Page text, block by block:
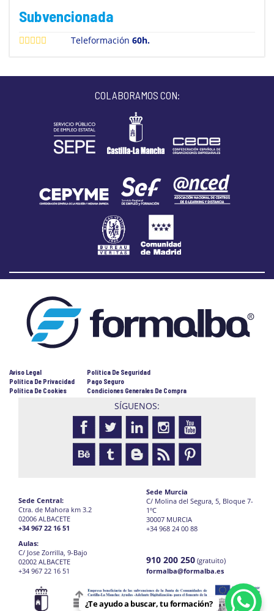
Subvencionada
Teleformación60h.
COLABORAMOS CON:
Aviso Legal
Política De Privacidad
Política De Cookies
Política De Seguridad
Pago Seguro
Condiciones Generales De Compra
SÍGUENOS:
Sede Central:
Ctra. de Mahora km 3.2
02006 ALBACETE
+34 967 22 16 51
Aulas:
C/ Jose Zorrilla, 9-Bajo
02002 ALBACETE
+34 967 22 16 51
Sede Murcia
C/ Molina del Segura, 5, Bloque 7-
1ºC
30007 MURCIA
+34 968 24 00 88
910 200 250 (gratuito)
formalba@formalba.es
¿Te ayudo a buscar, tu formación?